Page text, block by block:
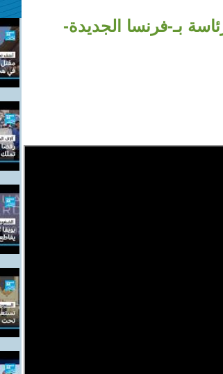
بـ-فرنسا الجديدة-